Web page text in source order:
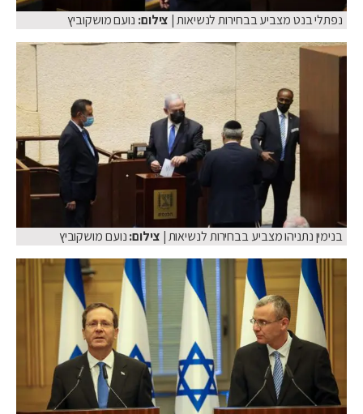
נפתלי בנט מצביע בבחירות לנשיאות| צילום: נועם מושקוביץ
בנימין נתניהו מצביע בבחירות לנשיאות| צילום:נועם מושקוביץ